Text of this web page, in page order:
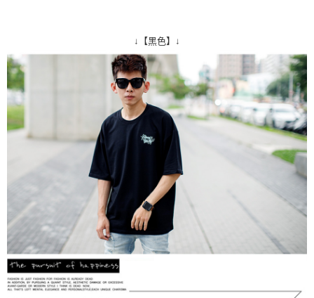
１．於結帳方式選擇「AFTEE先享後付」後，將跳轉至「AFTEE先享後付」
結帳頁面，進行簡訊認證並確認金額後，即可完成結帳。
２．訂單成立數日內，您將收到繳費通知簡訊。
３．收到繳費通知簡訊後14天內，點擊此簡訊中的連結，可透過四大超商／
ATM／網路銀行／等多元方式進行付款，方視為交易完成。
※ 請注意：結帳手續完成當下不需立刻繳費，但若您需要取消訂單，請聯絡
購買商品的店家。未經商家同意取消之訂單仍視為有效，需透過AFTEE先享
※ 交易是否成功請以「AFTEE先享後付 」之結帳頁面顯示為準，若有關於
是否繳費成功／繳費後需取消欲退款等相關疑問，請聯繫「AFTEE先享後付
https://netprotections.freshdesk.com/support/home
【注意事項】
１．透過由恩沛科技股份有限公司提供之「AFTEE先享後付」服務完成之交
易，需依本服務之必要範圍內提供個人資料，並將交易相關給付款項請求債
權轉讓予恩沛科技股份有限公司。
２．關於個人資料處理事宜，請瀏覽以下網址：
https://aftee.tw/terms/#terms3
３．未成年的使用者請事先徵得法定代理人或監護人之同意方可使用
每筆NT$80，滿NT$1,800(含以上)免運費
先付款後全家取貨
每筆NT$80，滿NT$1,800(含以上)免運費
7-11付款取貨
每筆NT$80，滿NT$1,800(含以上)免運費
每筆NT$80，滿NT$1,800(含以上)免運費
宅配
每筆NT$120，滿NT$3,000(含以上)免運費
↓【黑色】↓